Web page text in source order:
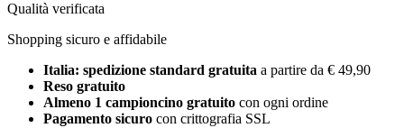
Qualità verificata
Shopping sicuro e affidabile
Italia: spedizione standard gratuita a partire da € 49,90
Reso gratuito
Almeno 1 campioncino gratuito con ogni ordine
Pagamento sicuro con crittografia SSL